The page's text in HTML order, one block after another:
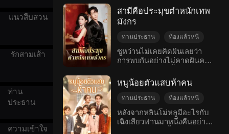
แนวสืบสวน
รักสามเส้า
ท่าน
ประธาน
ความเข้าใจ
กลายมาเป็นครอบครัว
เดียวกัน เพียงแต่ว่าผู้ชายเจ้า
หนี้คนนี้ เหมือนว่าจะมีความ
ลับอะไรบางอย่างซ่อนไว้......
ๆ ที่ในชนบท! ผู้ชายเมื่อห้าปี
ก่อนนั้นเป็นชาวนาเนี่ยนะ?
ช่างเถอะ รับมาเป็นสามีก็ได้
แต่หลังแต่งงานเธอพบว่าคนที่
ประมุขตำหนักเทพมังกรผู้ทรง
อำนาจ!
เซิง เมื่อเริ่มต้นชีวิตใหม่ก็ถูก
แม่แท้ ๆ ส่งไปบนเตียงของ
ฮั่วเป่ยเฉิง ผู้คุมอำนาจของ
ตระกูลฮั่วในเมืองเจียง ทั้งสอง
ในคืนเดียว ห้าปีต่อมา เจียง
เซิงเซิงเดินทางกลับบ้านพร้อม
เฉิงพาตัวไป เจียงเซิงเซิงจึง
ต้องปลอมตัวเป็นผู้ชายเพื่อ
เข้าไปเป็นบอดี้การ์ดให้ฮั่วเป่ย
เฉิง ทั้งสองอยู่ด้วยกันทุกวันจน
เกิดความรัก สุดท้าย
ครอบครัวทั้งสามคนก็กลับมา
สามีคือประมุขตำหนักเทพ
มังกร
ท่านประธาน
ท้องแล้วหนี
เด็กน้อย
แต่งงานสายฟ้าแลบ
ปกปิดตัวตน
โรแมนติกสมัยใหม่
ซูหว่านไม่เคยคิดฝันเลยว่า
การพบกันอย่างไม่คาดฝันครั้ง
สาบานว่าจะต้องหาผู้ชายที่
ทำให้เธอตั้งครรภ์ให้ได้! ห้าปี
ต่อมา ซูหว่านกลายเป็น
ประธานสาวสวยอันดับหนึ่ง
ของเมืองใหญ่ เพื่อที่จะเอา
บริษัทของแม่คืนมา เธอจัด
หนูน้อยตัวแสบห้าคน
ท่านประธาน
ท้องแล้วหนี
การต่อสู้กลับ
เด็กน้อย
รักหวานแหวว
หลังจากหลินโม่หลูมีอะไรกับ
เฉิงเสียวฟานมาหนึ่งคืนอย่าง